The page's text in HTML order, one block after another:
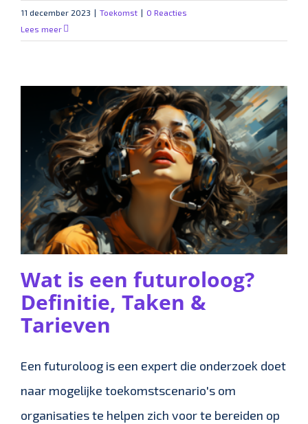
11 december 2023 | Toekomst | 0 Reacties
Lees meer
Wat is een futuroloog?
Definitie, Taken &
Tarieven
Een futuroloog is een expert die onderzoek doet
naar mogelijke toekomstscenario's om
organisaties te helpen zich voor te bereiden op